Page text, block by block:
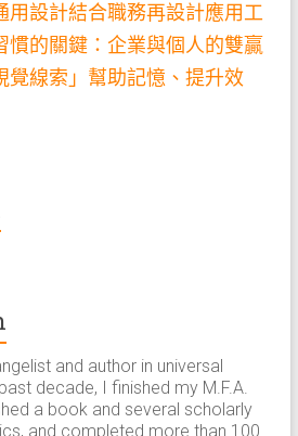
用設計結合職務再設計應用工
慣的關鍵：企業與個人的雙贏
覺線索」幫助記憶、提升效
and author in universal
decade, I finished my M.F.A.
a book and several scholarly
and completed more than 100